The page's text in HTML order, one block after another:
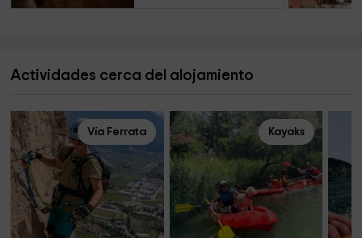
Actividades cerca del alojamiento
Vía Ferrata Kayaks